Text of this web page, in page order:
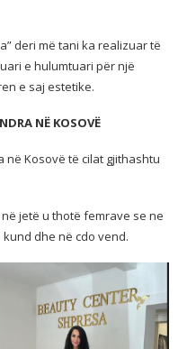
deri më tani ka realizuar të
e hulumtuari për një
e saj estetike.
NË KOSOVË
Kosovë të cilat gjithashtu
jetë u thotë femrave se ne
dhe në cdo vend.